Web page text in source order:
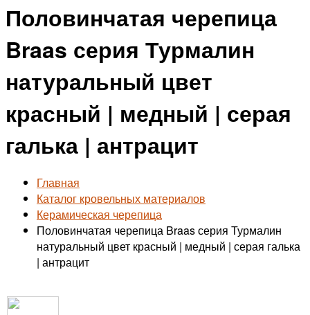
Половинчатая черепица
Braas серия Турмалин
натуральный цвет
красный | медный | серая
галька | антрацит
Главная
Каталог кровельных материалов
Керамическая черепица
Половинчатая черепица Braas серия Турмалин
натуральный цвет красный | медный | серая галька
| антрацит